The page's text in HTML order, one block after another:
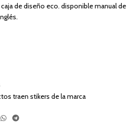
de diseño eco. disponible manual de
traen stikers de la marca